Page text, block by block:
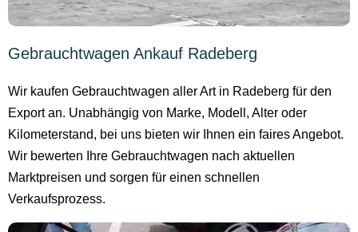
Gebrauchtwagen Ankauf Radeberg
Wir kaufen Gebrauchtwagen aller Art in Radeberg für den
Export an. Unabhängig von Marke, Modell, Alter oder
Kilometerstand, bei uns bieten wir Ihnen ein faires Angebot.
Wir bewerten Ihre Gebrauchtwagen nach aktuellen
Marktpreisen und sorgen für einen schnellen
Verkaufsprozess.